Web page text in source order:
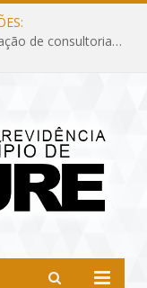
INEXIGIBILIDADE Nº 003/2026 (Contratação de consultoria previdenciária com finalidade de obtenção do CRP, confecção dos demonstrativos previdenciários DAIR, DIPR e DPIN, preparar e alimentar o CADPREV, em atendimento às demandas do Instituto de Previdência dos Servidores do Município de Soure – IPSMS, por um período de 10 (dez) meses)